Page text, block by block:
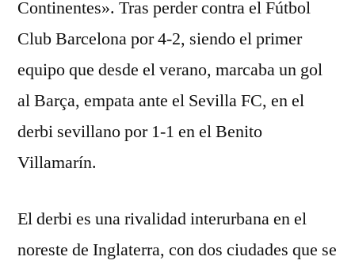
Continentes». Tras perder contra el Fútbol
Club Barcelona por 4-2, siendo el primer
equipo que desde el verano, marcaba un gol
al Barça, empata ante el Sevilla FC, en el
derbi sevillano por 1-1 en el Benito
Villamarín.
El derbi es una rivalidad interurbana en el
noreste de Inglaterra, con dos ciudades que se